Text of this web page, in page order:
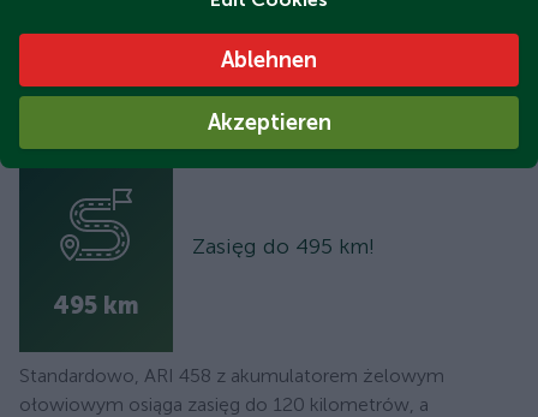
w dostawie żywności i innych towarów, które muszą być
się towary zawsze docierają świeże i schłodzone do celu.
495 km
Zasięg do 495 km!
Standardowo, ARI 458 z akumulatorem żelowym
ołowiowym osiąga zasięg do 120 kilometrów, a
Ablehnen
Akzeptieren